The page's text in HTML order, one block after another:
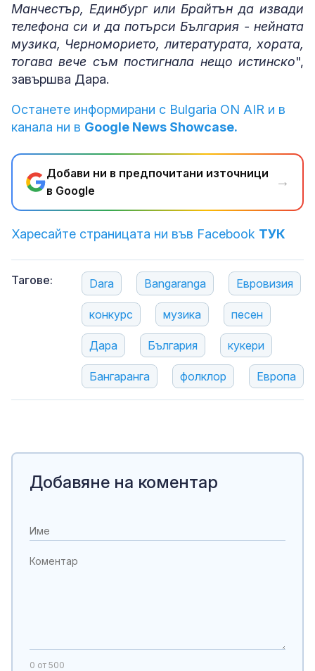
Манчестър, Единбург или Брайтън да извади
телефона си и да потърси България - нейната
музика, Черноморието, литературата, хората,
тогава вече съм постигнала нещо истинско",
завършва Дара.
Останете информирани с Bulgaria ON AIR и в
канала ни в Google News Showcase.
Добави ни в предпочитани източници
в Google
→
Харесайте страницата ни във Facebook ТУК
Тагове: Dara Bangaranga Евровизия
конкурс музика песен
Дара България кукери
Бангаранга фолклор Европа
Добавяне на коментар
0 от 500